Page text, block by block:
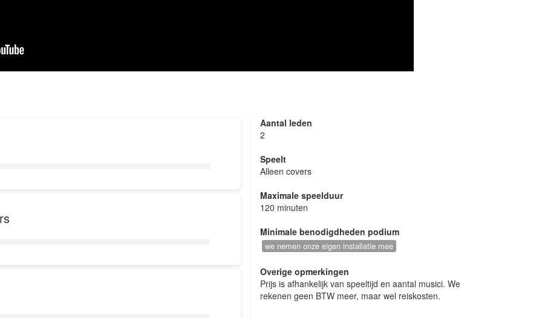
Aantal leden
2
Speelt
Alleen covers
Maximale speelduur
120 minuten
Minimale benodigdheden podium
we nemen onze eigen installatie mee
Overige opmerkingen
Prijs is afhankelijk van speeltijd en aantal musici. We
rekenen geen BTW meer, maar wel reiskosten.